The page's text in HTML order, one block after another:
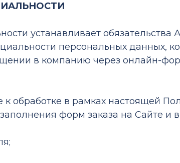
устанавливает
персональных данных,
в компанию через онлайн-
обработке в рамках настоящей
форм заказа на Сайте